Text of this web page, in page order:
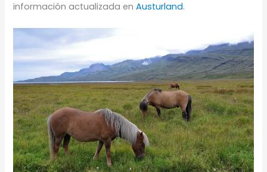
información actualizada enAusturland.